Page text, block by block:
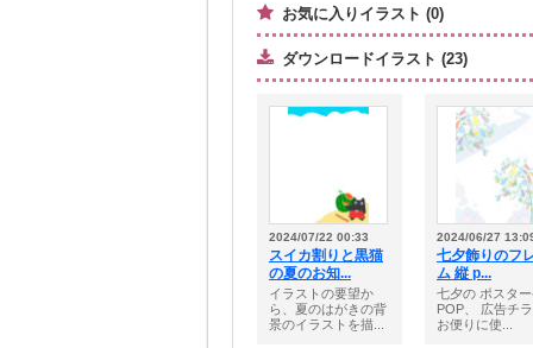
お気に入りイラスト (0)
ダウンロードイラスト (23)
2024/07/22 00:33
スイカ割りと黒猫
の夏のお知...
イラストの要望か
ら、夏のはがきの背
景のイラストを描...
2024/06/27
七夕飾りのフ
ム 縦 p...
七夕の ポスタ
POP、 広告チ
お便りに使...